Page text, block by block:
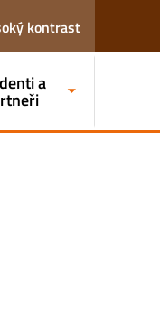
kontrast
a